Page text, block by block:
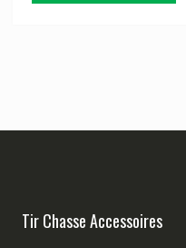
Tir Chasse Accessoires